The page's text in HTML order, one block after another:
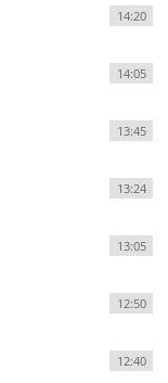
14:20
14:05
13:45
13:24
13:05
12:50
12:40